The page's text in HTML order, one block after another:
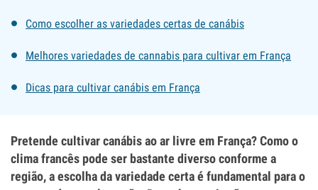
Como escolher as variedades certas de canábis
Melhores variedades de cannabis para cultivar em França
Dicas para cultivar canábis em França
Pretende cultivar canábis ao ar livre em França? Como o
clima francês pode ser bastante diverso conforme a
região, a escolha da variedade certa é fundamental para o